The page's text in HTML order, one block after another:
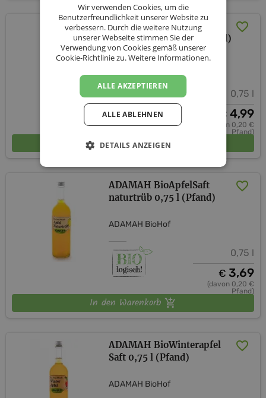
ADAMAH BioApfel
Weichsel Saft 0,75 l (Pfand)
0,75 l
€ 4,99
(davon 0,20 €
Pfand)
In den Warenkorb
ADAMAH BioApfelSaft
naturtrüb 0,75 l (Pfand)
ADAMAH BioHof
0,75 l
€ 3,69
(davon 0,20 €
Pfand)
In den Warenkorb
ADAMAH BioWinterapfel
Saft 0,75 l (Pfand)
ADAMAH BioHof
Wir verwenden Cookies, um die
Benutzerfreundlichkeit unserer Website zu
verbessern. Durch die weitere Nutzung
unserer Webseite stimmen Sie der
Verwendung von Cookies gemäß unserer
Cookie-Richtlinie zu.Weitere Informationen.
ALLE AKZEPTIEREN
ALLE ABLEHNEN
DETAILS ANZEIGEN